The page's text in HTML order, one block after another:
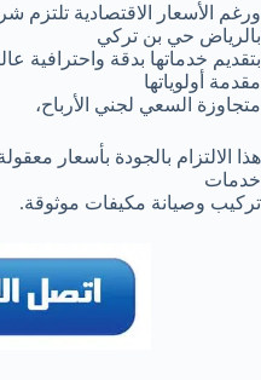
ورغم الأسعار الاقتصادية
بالرياض حي بن تركي
بتقديم خدماتها بدقة واحترافية
مقدمة أولوياتها
متجاوزة السعي لجني الأرباح،
هذا الالتزام بالجودة بأسعار
خدمات
تركيب وصيانة مكيفات موثوقة.